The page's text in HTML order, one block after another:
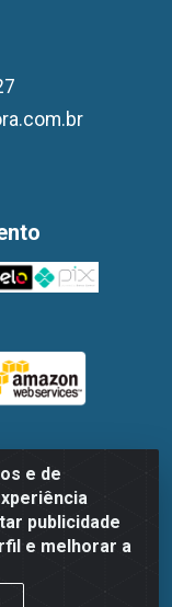
e de
publicidade
e melhorar a
Avenida Marechal
Recife/PE - CEP
78